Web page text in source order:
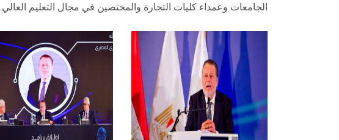
الجامعات وعمداء كليات التجارة والمختصين في مجال التعليم العالي.